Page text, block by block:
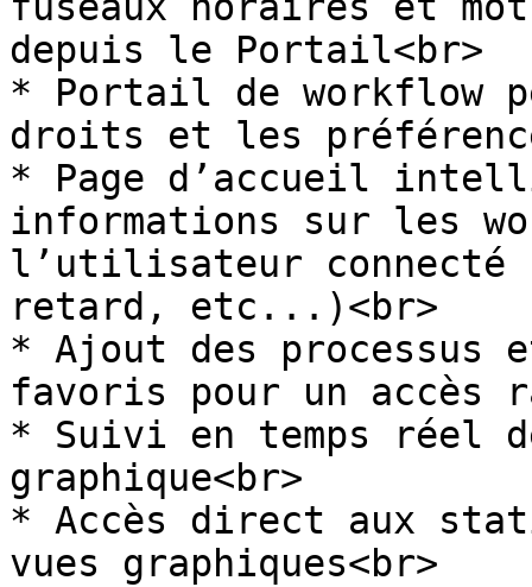
depuis le Portail<br>
* Portail de workflow
droits et les
* Page d’accueil
informations sur les
l’utilisateur
retard, etc...)<br>
* Ajout des processus
favoris pour un accès
* Suivi en temps réel
graphique<br>
* Accès direct aux
vues graphiques<br>